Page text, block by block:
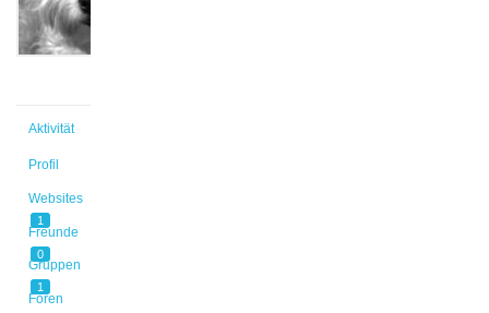
Aktivität
Profil
Websites
1
Freunde
0
Gruppen
1
Foren